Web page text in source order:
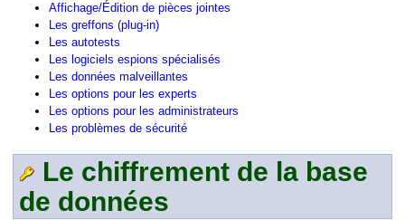
Affichage/Édition de pièces jointes
Les greffons (plug-in)
Les autotests
Les logiciels espions spécialisés
Les données malveillantes
Les options pour les experts
Les options pour les administrateurs
Les problèmes de sécurité
Le chiffrement de la base
de données